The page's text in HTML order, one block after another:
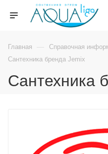
Главная — Справочная
Сантехника бренда Jemix
Сантехника